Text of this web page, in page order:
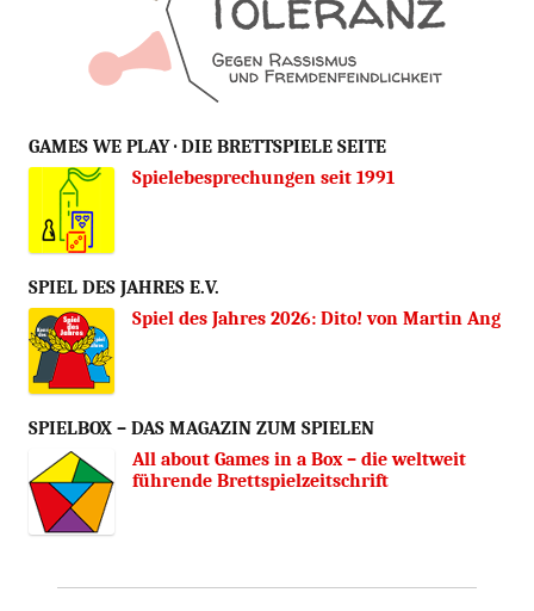
GAMES WE PLAY · DIE BRETTSPIELE SEITE
Spielebesprechungen seit 1991
SPIEL DES JAHRES E.V.
Spiel des Jahres 2026: Dito! von Martin Ang
SPIELBOX – DAS MAGAZIN ZUM SPIELEN
All about Games in a Box – die weltweit
führende Brettspielzeitschrift